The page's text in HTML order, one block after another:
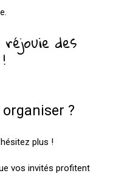
des
?
plus !
vos invités profitent